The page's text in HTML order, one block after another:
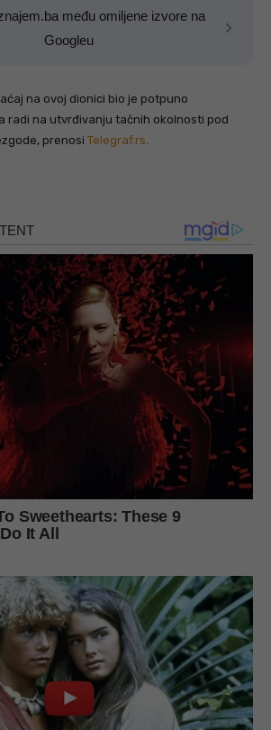
među omiljene izvore na
Googleu
na ovoj dionici bio je potpuno
radi na utvrđivanju tačnih okolnosti pod
prenosi Telegraf.rs